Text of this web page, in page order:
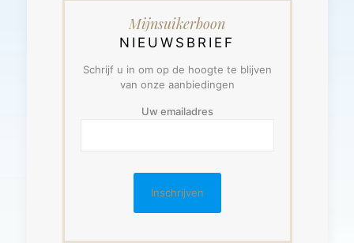
Mijnsuikerboon
NIEUWSBRIEF
Schrijf u in om op de hoogte te blijven
van onze aanbiedingen
Uw emailadres